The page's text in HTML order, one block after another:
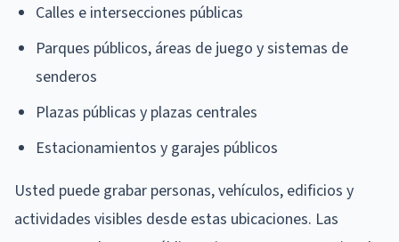
Calles e intersecciones públicas
Parques públicos, áreas de juego y sistemas de
senderos
Plazas públicas y plazas centrales
Estacionamientos y garajes públicos
Usted puede grabar personas, vehículos, edificios y
actividades visibles desde estas ubicaciones. Las